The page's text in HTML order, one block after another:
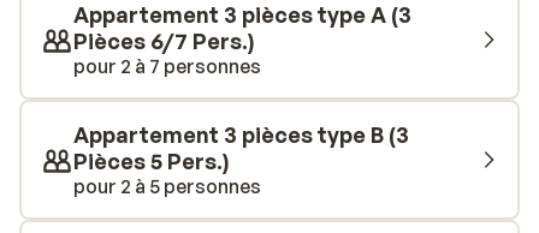
Appartement 3 pièces type A (3
Pièces 6/7 Pers.)
pour 2 à 7 personnes
Appartement 3 pièces type B (3
Pièces 5 Pers.)
pour 2 à 5 personnes